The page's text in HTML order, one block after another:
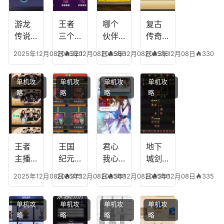
游龙
传说
能，
游龙
传说
多少
级能
挖矿
2025年12月08日 320
王者
三个
加
点，
王者
技能
可以
放三
个是
什么
模式
2025年12月08日 366
哪个
伙伴
心符
技
能，
失心
符命
中后
附加
五雷
2025年12月08日 316
复古
传奇
平民
搭配
阵
容，
复古
传奇
英雄
版哪
个组
合平
2025年12月08日 330
王者
主播
搭
配，
王者
2025年12月08日 375
单机攻
略
王国
纪元
搭
配，
王国
纪元
2025年12月08日 368
单机攻
略
君心
我心
宫攻
略，
君心
我心
2025年12月08日 356
单机攻
略
地下
城剑
能加
点
图，
地下
2025年12月08日 335
单机攻
略
单机攻
略
单机攻
略
单机攻
略
单机攻
略